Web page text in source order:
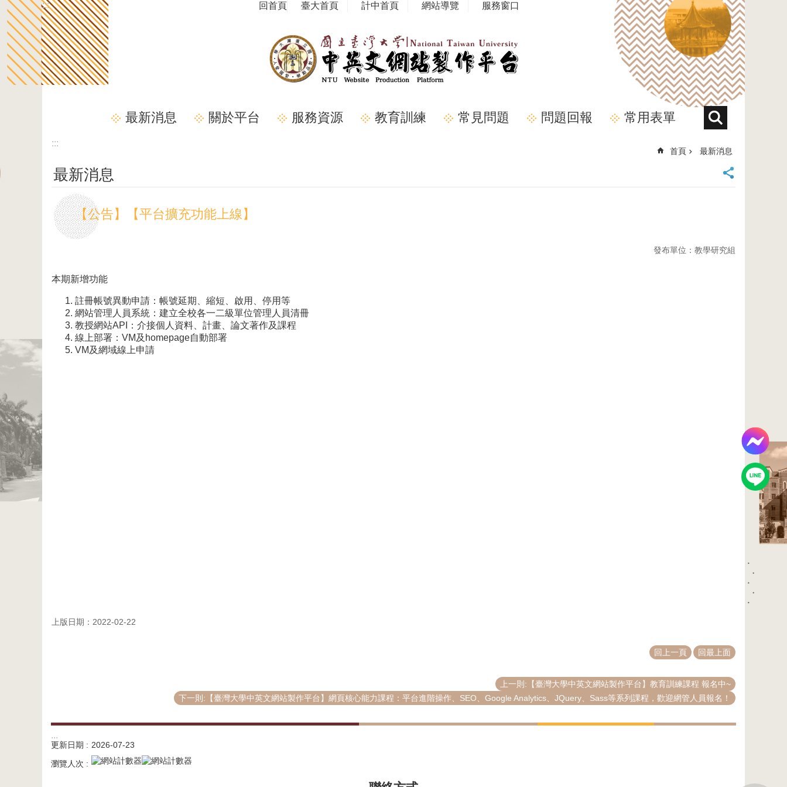
跳到主要內容區塊
::: 回首頁 臺大首頁 計中首頁 網站導覽 服務窗口
最新消息 關於平台 服務資源 教育訓練 常見問題 問題回報 常用表單
:::
首頁 最新消息
最新消息
【公告】【平台擴充功能上線】
發布單位：教學研究組
本期新增功能
註冊帳號異動申請：帳號延期、縮短、啟用、停用等
網站管理人員系統：建立全校各一二級單位管理人員清冊
教授網站API：介接個人資料、計畫、論文著作及課程
線上部署：VM及homepage自動部署
VM及網域線上申請
上版日期：2022-02-22
回上一頁 回最上面
上一則:【臺灣大學中英文網站製作平台】教育訓練課程 報名中~
下一則:【臺灣大學中英文網站製作平台】網頁核心能力課程：平台進階操作、SEO、Google Analytics、JQuery、Sass等系列課程，歡迎網管人員報名！
:::
更新日期
2026-07-23
瀏覽人次